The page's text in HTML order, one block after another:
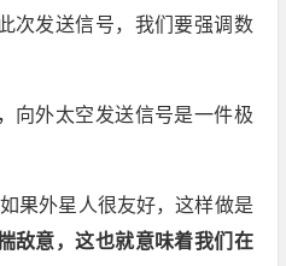
次发送信号，我们要强调数
向外太空发送信号是一件极
果外星人很友好，这样做是
敌意，这也就意味着我们在